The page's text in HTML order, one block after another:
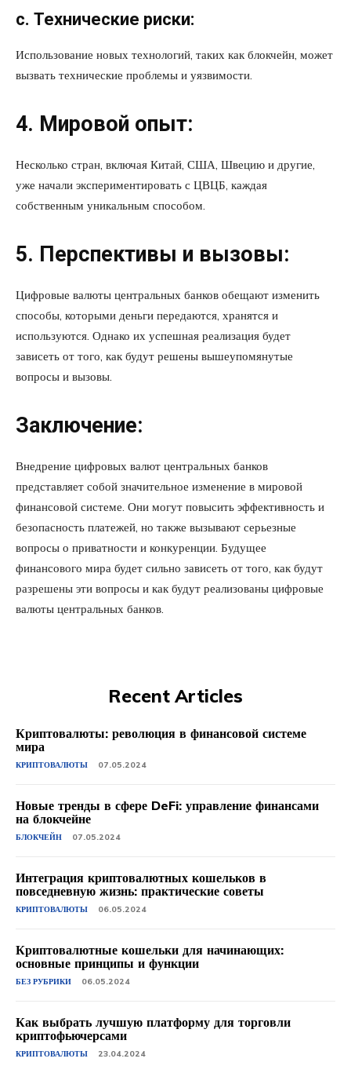
c. Технические риски:
Использование новых технологий, таких как блокчейн, может
вызвать технические проблемы и уязвимости.
4. Мировой опыт:
Несколько стран, включая Китай, США, Швецию и другие,
уже начали экспериментировать с ЦВЦБ, каждая
собственным уникальным способом.
5. Перспективы и вызовы:
Цифровые валюты центральных банков обещают изменить
способы, которыми деньги передаются, хранятся и
используются. Однако их успешная реализация будет
зависеть от того, как будут решены вышеупомянутые
вопросы и вызовы.
Заключение:
Внедрение цифровых валют центральных банков
представляет собой значительное изменение в мировой
финансовой системе. Они могут повысить эффективность и
безопасность платежей, но также вызывают серьезные
вопросы о приватности и конкуренции. Будущее
финансового мира будет сильно зависеть от того, как будут
разрешены эти вопросы и как будут реализованы цифровые
валюты центральных банков.
Recent Articles
Криптовалюты: революция в финансовой системе
мира
КРИПТОВАЛЮТЫ 07.05.2024
Новые тренды в сфере DeFi: управление финансами
на блокчейне
БЛОКЧЕЙН 07.05.2024
Интеграция криптовалютных кошельков в
повседневную жизнь: практические советы
КРИПТОВАЛЮТЫ 06.05.2024
Криптовалютные кошельки для начинающих:
основные принципы и функции
БЕЗ РУБРИКИ 06.05.2024
Как выбрать лучшую платформу для торговли
криптофьючерсами
КРИПТОВАЛЮТЫ 23.04.2024